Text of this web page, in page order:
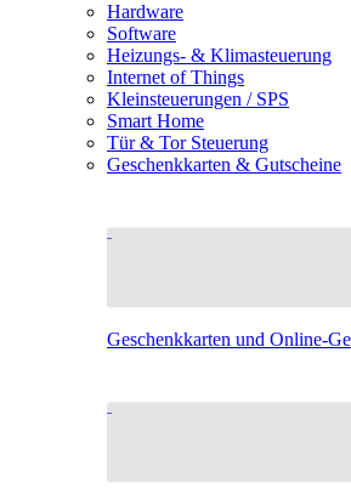
Hardware
Software
Heizungs- & Klimasteuerung
Internet of Things
Kleinsteuerungen / SPS
Smart Home
Tür & Tor Steuerung
Geschenkkarten & Gutscheine
Geschenkkarten und Online-